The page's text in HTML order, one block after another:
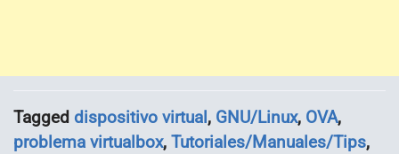
Tagged dispositivo virtual, GNU/Linux, OVA,
problema virtualbox, Tutoriales/Manuales/Tips,